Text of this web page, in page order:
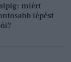
miért
lépést